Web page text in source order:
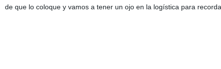
de que lo coloque y vamos a tener un ojo en la logística para